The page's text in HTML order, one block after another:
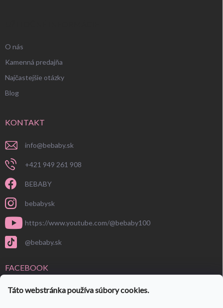
Táto webstránka používa súbory cookies.
O nás
Kamenná predajňa
Najčastejšie otázky
Blog
KONTAKT
info@bebaby.sk
+421 949 261 908
BEBABY
bebabysk
https://www.youtube.com/@bebaby100
@bebaby.sk
FACEBOOK